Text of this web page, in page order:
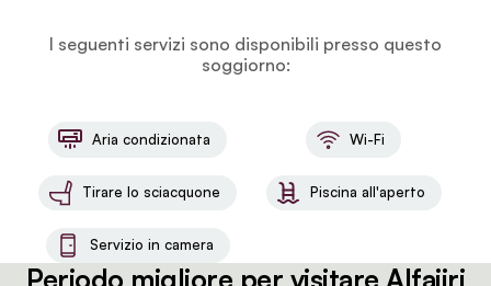
I seguenti servizi sono disponibili presso questo
soggiorno:
Aria condizionata Wi-Fi
Tirare lo sciacquone Piscina all'aperto
Servizio in camera
Periodo migliore per visitare Alfajiri